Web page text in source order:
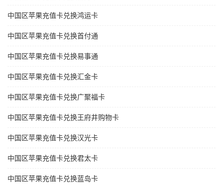
中国区苹果充值卡兑换鸿运卡
中国区苹果充值卡兑换首付通
中国区苹果充值卡兑换易事通
中国区苹果充值卡兑换汇金卡
中国区苹果充值卡兑换广聚福卡
中国区苹果充值卡兑换王府井购物卡
中国区苹果充值卡兑换汉光卡
中国区苹果充值卡兑换君太卡
中国区苹果充值卡兑换蓝岛卡